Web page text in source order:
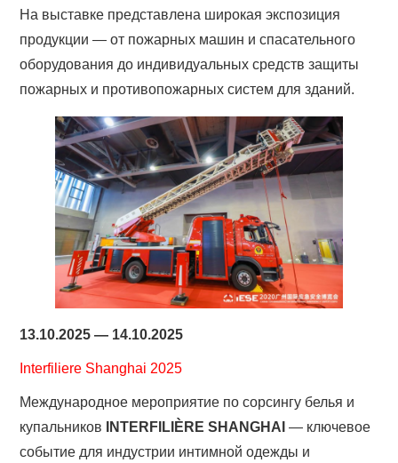
На выставке представлена широкая экспозиция
продукции — от пожарных машин и спасательного
оборудования до индивидуальных средств защиты
пожарных и противопожарных систем для зданий.
13.10.2025 — 14.10.2025
Interfiliere Shanghai 2025
Международное мероприятие по сорсингу белья и
купальников INTERFILIÈRE SHANGHAI — ключевое
событие для индустрии интимной одежды и